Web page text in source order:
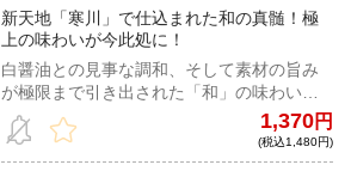
新天地「寒川」で仕込まれた和の真髄！極
上の味わいが今此処に！
白醤油との見事な調和、そして素材の旨み
が極限まで引き出された「和」の味わい！
魚介と野菜を主に旨味が詰まった妥協なき
こだわりの一杯が、心と身体に沁みわた
る。
1,370円
(税込1,480円)